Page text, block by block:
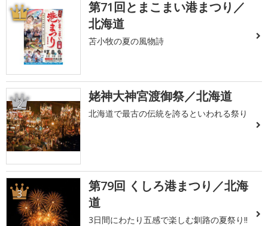
1
第71回とまこまい港まつり／
北海道
苫小牧の夏の風物詩
2 姥神大神宮渡御祭／北海道
北海道で最古の伝統を誇るといわれる祭り
3
第79回 くしろ港まつり／北海
道
3日間にわたり五感で楽しむ釧路の夏祭り!!